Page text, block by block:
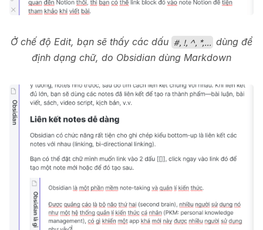
Ở chế độ Edit, bạn sẽ thấy các dấu #, !, ^, *,... dùng để
định dạng chữ, do Obsidian dùng Markdown